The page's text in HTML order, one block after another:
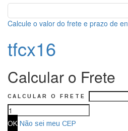
Calcule o valor do frete e prazo de
tfcx16
Calcular o Frete
CALCULAR O FRETE
Não sei meu CEP